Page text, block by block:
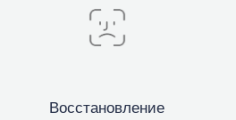
Восстановление